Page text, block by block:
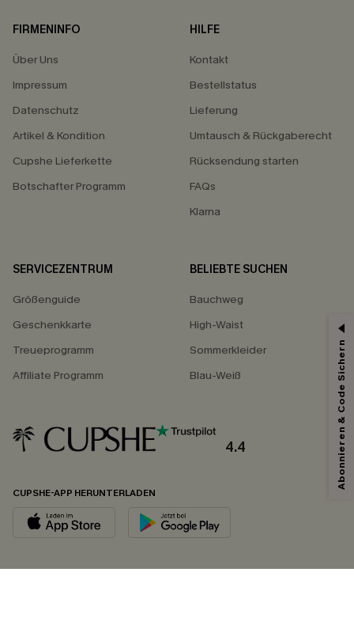
FIRMENINFO
Über Uns
Impressum
Datenschutz
Artikel & Kondition
Cupshe Lieferkette
Botschafter Programm
HILFE
Kontakt
Bestellstatus
Lieferung
Umtausch & Rückgaberecht
Rücksendung starten
FAQs
Klarna
SERVICEZENTRUM
Größenguide
Geschenkkarte
Treueprogramm
Affiliate Programm
BELIEBTE SUCHEN
Bauchweg
High-Waist
Sommerkleider
Blau-Weiß
4.4
CUPSHE-APP HERUNTERLADEN
Abonnieren & Code Sichern